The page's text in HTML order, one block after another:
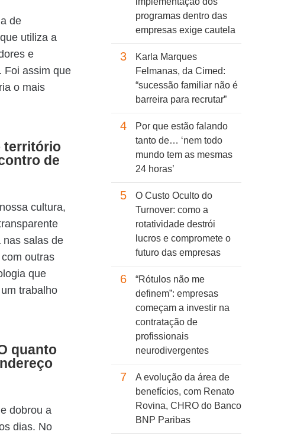
de
utiliza a
e
Foi assim que
o mais
território
de
cultura,
nas salas de
outras
que
trabalho
quanto
dobrou a
dias. No
programas dentro das
empresas exige cautela
3
Karla Marques
Felmanas, da Cimed:
“sucessão familiar não é
barreira para recrutar”
4
Por que estão falando
tanto de… ‘nem todo
mundo tem as mesmas
24 horas’
5
O Custo Oculto do
Turnover: como a
rotatividade destrói
lucros e compromete o
futuro das empresas
6
“Rótulos não me
definem”: empresas
começam a investir na
contratação de
profissionais
neurodivergentes
7
A evolução da área de
benefícios, com Renato
Rovina, CHRO do Banco
BNP Paribas